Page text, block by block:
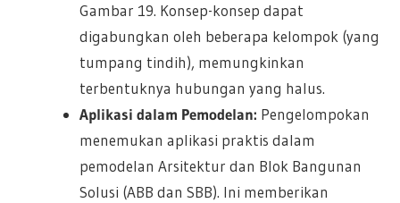
Gambar 19. Konsep-konsep dapat
digabungkan oleh beberapa kelompok (yang
tumpang tindih), memungkinkan
terbentuknya hubungan yang halus.
Aplikasi dalam Pemodelan: Pengelompokan
menemukan aplikasi praktis dalam
pemodelan Arsitektur dan Blok Bangunan
Solusi (ABB dan SBB). Ini memberikan